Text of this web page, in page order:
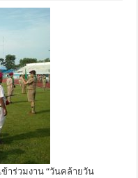
ข้าร่วมงาน “วันคล้ายวัน